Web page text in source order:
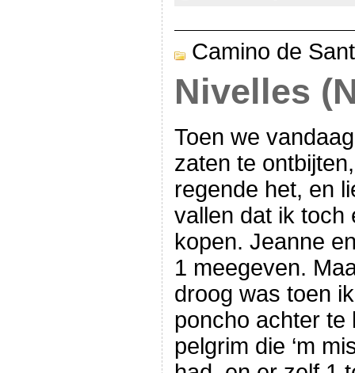
Camino de
Nivelles
Toen we vandaag
zaten te ontbijten,
regende het, en
vallen dat ik toch
kopen. Jeanne
1 meegeven.
droog was toen
poncho achter te
pelgrim die ‘m